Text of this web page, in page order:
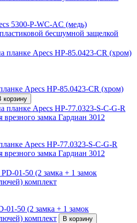
5300-P-WC-AC (медь)
бесшумной защелкой
Apecs HP-85.0423-CR (хром)
корзину
Apecs HP-77.0323-S-C-G-R
врезного замка Гардиан 3012
01-50 (2 замка + 1 замок
комплект
В корзину